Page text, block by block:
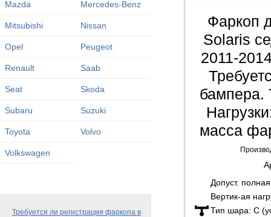
Mazda Mercedes-Benz
Mitsubishi Nissan
Opel Peugeot
Renault Saab
Seat Skoda
Subaru Suzuki
Toyota Volvo
Volkswagen
Требуется ли регистрация фаркопа в
Фаркоп
Solaris
2011-
бампера.
масса
Допуст.
Вертик-ая
Тип шара: C